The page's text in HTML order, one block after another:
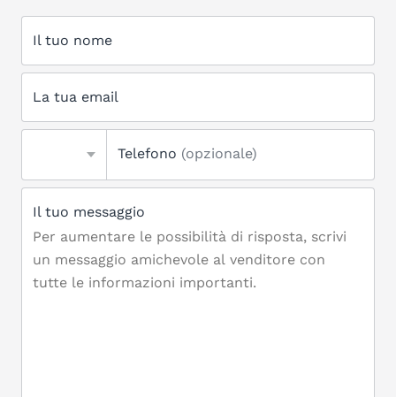
Il tuo nome
La tua email
Telefono (opzionale)
Il tuo messaggio